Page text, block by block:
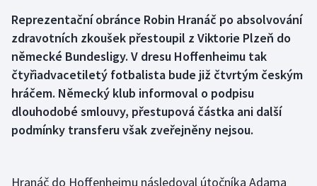
Box
Curling
Dostihy
Florbal
Futsal
Reprezentační obránce Robin Hranáč po absolvování
zdravotních zkoušek přestoupil z Viktorie Plzeň do
německé Bundesligy. V dresu Hoffenheimu tak
čtyřiadvacetiletý fotbalista bude již čtvrtým českým
hráčem. Německý klub informoval o podpisu
dlouhodobé smlouvy, přestupová částka ani další
podmínky transferu však zveřejněny nejsou.
Hranáč do Hoffenheimu následoval útočníka Adama